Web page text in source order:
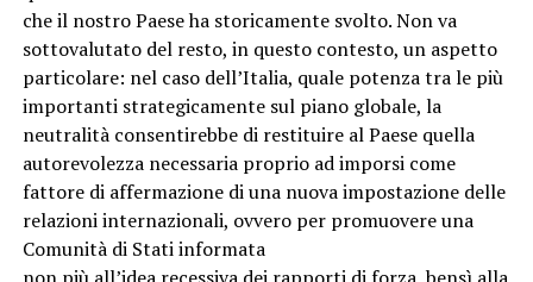
che il nostro Paese ha storicamente svolto. Non va
sottovalutato del resto, in questo contesto, un aspetto
particolare: nel caso dell’Italia, quale potenza tra le più
importanti strategicamente sul piano globale, la
neutralità consentirebbe di restituire al Paese quella
autorevolezza necessaria proprio ad imporsi come
fattore di affermazione di una nuova impostazione delle
relazioni internazionali, ovvero per promuovere una
Comunità di Stati informata